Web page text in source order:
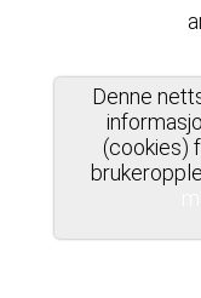
Denne
(cookies)